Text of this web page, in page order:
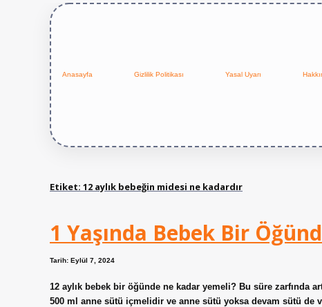
Anasayfa Gizlilik Politikası Yasal Uyarı
Etiket: 12 aylık bebeğin midesi ne kadardır
1 Yaşında Bebek Bir
Tarih: Eylül 7, 2024
12 aylık bebek bir öğünde ne kadar yemeli? Bu süre zarfında
500 ml anne sütü içmelidir ve anne sütü yoksa devam sütü de